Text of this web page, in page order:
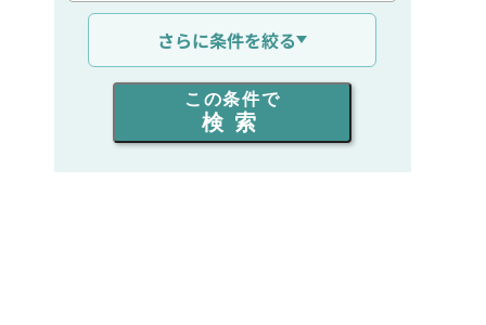
通信距離を選ぶ
出力を選ぶ
同時通話人数を選ぶ
さらに条件を絞る
この条件で
検索